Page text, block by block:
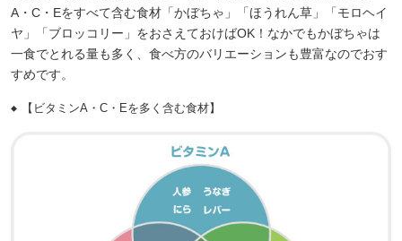
A・C・Eをすべて含む食材「かぼちゃ」「ほうれん草」「モロヘイ
ヤ」「ブロッコリー」をおさえておけばOK！なかでもかぼちゃは
一食でとれる量も多く、食べ方のバリエーションも豊富なのでおす
すめです。
【ビタミンA・C・Eを多く含む食材】